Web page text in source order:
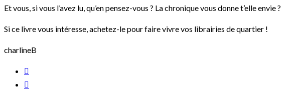
Et vous, si vous l’avez lu, qu’en pensez-vous ? La chronique vous donne t’elle envie ?
Si ce livre vous intéresse, achetez-le pour faire vivre vos librairies de quartier !
charlineB